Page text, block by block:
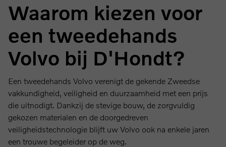
Waarom kiezen voor
een tweedehands
Volvo bij D'Hondt?
Een tweedehands Volvo verenigt de gekende Zweedse
vakkundigheid, veiligheid en duurzaamheid met een prijs
die uitnodigt. Dankzij de stevige bouw, de zorgvuldig
gekozen materialen en de doorgedreven
veiligheidstechnologie blijft uw Volvo ook na enkele jaren
een trouwe begeleider op de weg.